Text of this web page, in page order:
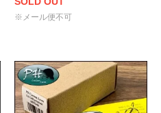
※メール便不可